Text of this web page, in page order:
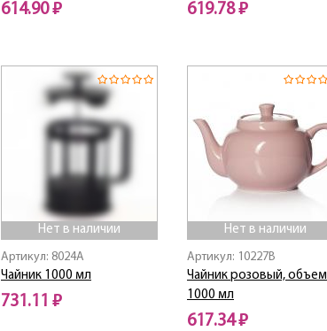
614.90 ₽ 619.78 ₽
Нет в наличии
Артикул: 8024A
Чайник 1000 мл
731.11 ₽
Нет в наличии
Артикул: 10227B
Чайник розовый, объем
1000 мл
617.34 ₽